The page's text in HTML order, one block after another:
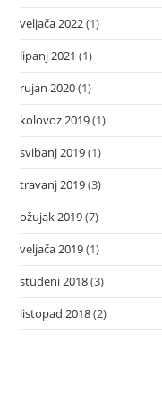
veljača 2022(1)
lipanj 2021 (1)
rujan 2020(1)
kolovoz 2019(1)
svibanj 2019(1)
travanj 2019(3)
ožujak 2019(7)
veljača 2019(1)
studeni 2018(3)
listopad 2018(2)